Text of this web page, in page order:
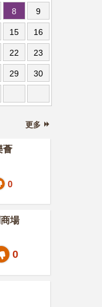
8 9
15 16
22 23
29 30
更多
薈
0
場
0